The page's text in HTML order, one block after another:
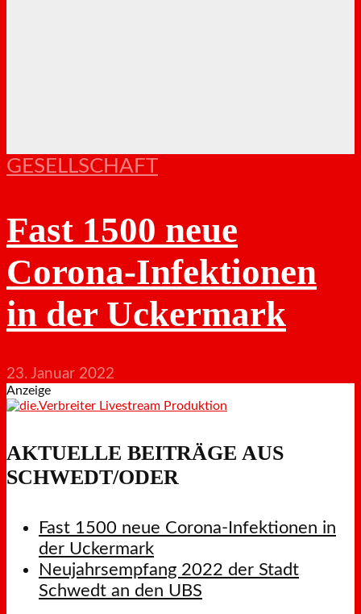
GESELLSCHAFT
Fast 1500 neue
Corona-Infektionen
in der Uckermark
23. Januar 2022
Anzeige
AKTUELLE BEITRÄGE AUS
SCHWEDT/ODER
Fast 1500 neue Corona-Infektionen in
der Uckermark
Neujahrsempfang 2022 der Stadt
Schwedt an den UBS